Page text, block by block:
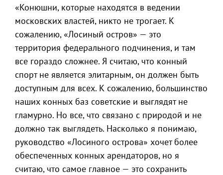
«Конюшни, которые находятся в ведении
московских властей, никто не трогает. К
сожалению, «Лосиный остров» — это
территория федерального подчинения, и там
все гораздо сложнее. Я считаю, что конный
спорт не является элитарным, он должен быть
доступным для всех. К сожалению, большинство
наших конных баз советские и выглядят не
гламурно. Но все, что связано с природой и не
должно так выглядеть. Насколько я понимаю,
руководство «Лосиного острова» хочет более
обеспеченных конных арендаторов, но я
считаю, что самое главное — это сохранить